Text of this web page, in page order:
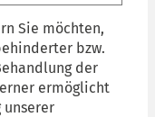
Sie möchten,
bzw.
der
ermöglicht
unserer